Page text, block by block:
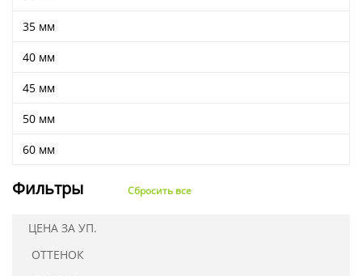
35 мм
40 мм
45 мм
50 мм
60 мм
Фильтры Сбросить все
ЦЕНА ЗА УП.
ОТТЕНОК
Шторные
Шнуры